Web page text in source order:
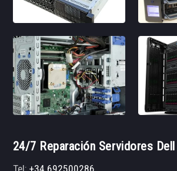
24/7 Reparación Servidores
Tel:+34 692500286